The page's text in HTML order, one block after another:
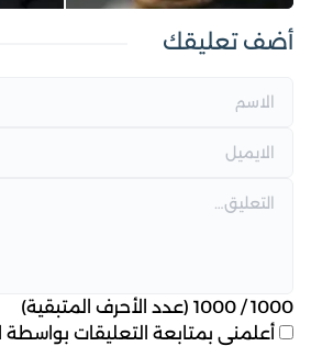
أضف تعليقك
1000
/
1000 (عدد الأحرف المتبقية)
أعلمني بمتابعة التعليقات بواسطة